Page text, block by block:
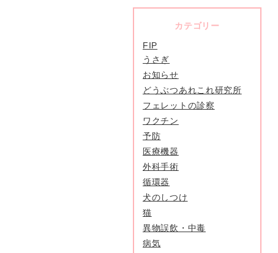
カテゴリー
FIP
うさぎ
お知らせ
どうぶつあれこれ研究所
フェレットの診察
ワクチン
予防
医療機器
外科手術
循環器
犬のしつけ
猫
異物誤飲・中毒
病気